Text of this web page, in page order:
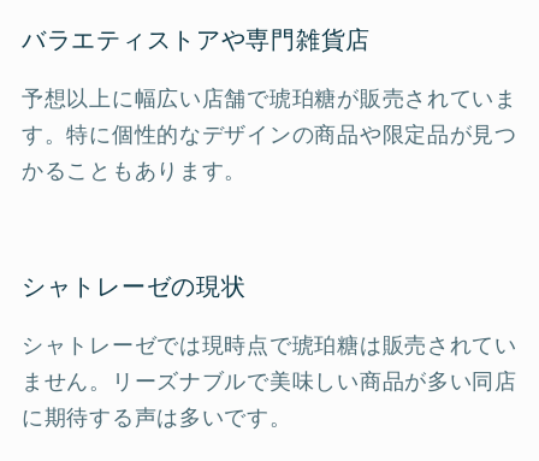
バラエティストアや専門雑貨店
予想以上に幅広い店舗で琥珀糖が販売されていま
す。特に個性的なデザインの商品や限定品が見つ
かることもあります。
シャトレーゼの現状
シャトレーゼでは現時点で琥珀糖は販売されてい
ません。リーズナブルで美味しい商品が多い同店
に期待する声は多いです。